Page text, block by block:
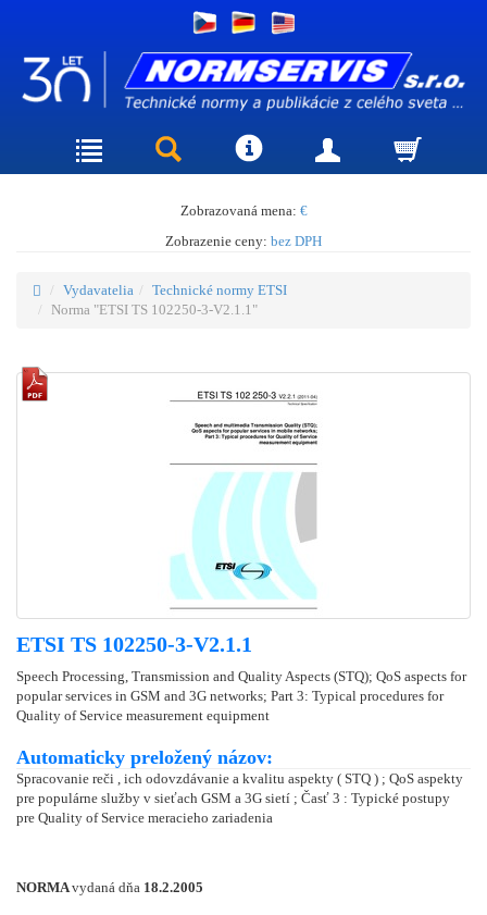
Zobrazovaná mena: €
Zobrazenie ceny: bez DPH
Vydavatelia
Technické normy ETSI
Norma "ETSI TS 102250-3-V2.1.1"
ETSI TS 102250-3-V2.1.1
Speech Processing, Transmission and Quality Aspects (STQ); QoS aspects for
popular services in GSM and 3G networks; Part 3: Typical procedures for
Quality of Service measurement equipment
Automaticky preložený názov:
Spracovanie reči , ich odovzdávanie a kvalitu aspekty ( STQ ) ; QoS aspekty
pre populárne služby v sieťach GSM a 3G sietí ; Časť 3 : Typické postupy
pre Quality of Service meracieho zariadenia
NORMAvydaná dňa 18.2.2005